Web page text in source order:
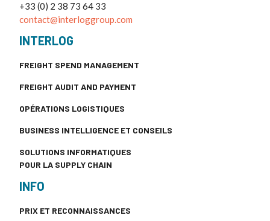
+33 (0) 2 38 73 64 33
contact@interloggroup.com
INTERLOG
FREIGHT SPEND MANAGEMENT
FREIGHT AUDIT AND PAYMENT
OPÉRATIONS LOGISTIQUES
BUSINESS INTELLIGENCE ET CONSEILS
SOLUTIONS INFORMATIQUES
POUR LA SUPPLY CHAIN
INFO
PRIX ET RECONNAISSANCES